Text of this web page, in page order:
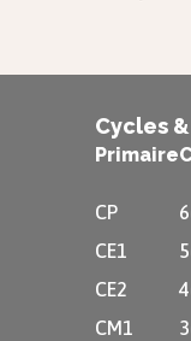
Cycles
Primaire
CP
CE1
CE2
CM1